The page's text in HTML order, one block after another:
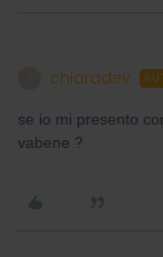
chiaradev
se io mi presento
vabene ?